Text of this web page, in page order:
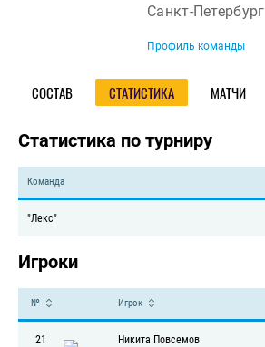
Санкт-Петербург
Профиль команды
СОСТАВ СТАТИСТИКА МАТЧИ
Статистика по турниру
Команда
"Лекс"
Игроки
№ Игрок
21 Никита Повсемов